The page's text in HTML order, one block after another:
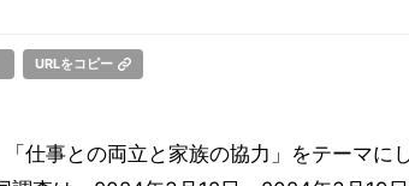
URLをコピー
仕事との両立と家族の協力」をテーマにし